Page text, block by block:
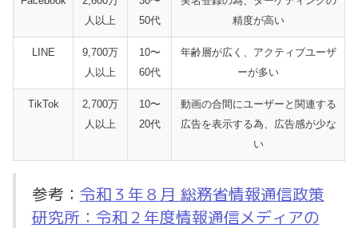
人以上
50代
精度が高い
LINE
9,700万
人以上
10〜
60代
年齢層が広く、アクティブユーザ
ーが多い
TikTok
2,700万
人以上
10〜
20代
動画の合間にユーザーと関連する
広告を表示する為、広告感が少な
い
参考： 令和３年８月 総務省情報通信政策
研究所：令和２年度情報通信メディアの